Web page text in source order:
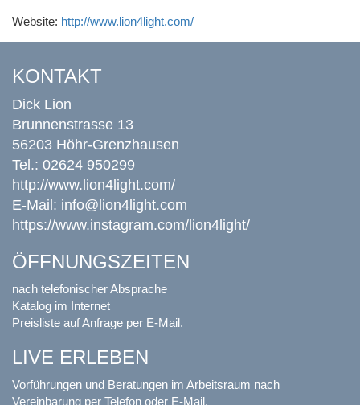
Website: http://www.lion4light.com/
KONTAKT
Dick Lion
Brunnenstrasse 13
56203 Höhr-Grenzhausen
Tel.: 02624 950299
http://www.lion4light.com/
E-Mail: info@lion4light.com
https://www.instagram.com/lion4light/
ÖFFNUNGSZEITEN
nach telefonischer Absprache
Katalog im Internet
Preisliste auf Anfrage per E-Mail.
LIVE ERLEBEN
Vorführungen und Beratungen im Arbeitsraum nach
Vereinbarung per Telefon oder E-Mail.